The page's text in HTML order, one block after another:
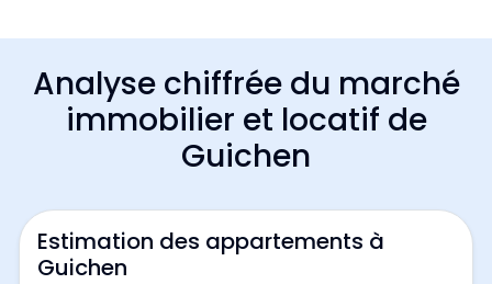
Analyse chiffrée du marché
immobilier et locatif de
Guichen
Estimation des appartements à
Guichen